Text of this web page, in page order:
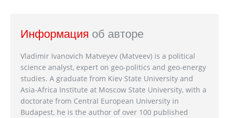
Информация об авторе
Vladimir Ivanovich Matveyev (Matveev) is a political
science analyst, expert on geo-politics and geo-energy
studies. A graduate from Kiev State University and
Asia-Africa Institute at Moscow State University, with a
doctorate from Central European University in
Budapest, he is the author of over 100 published